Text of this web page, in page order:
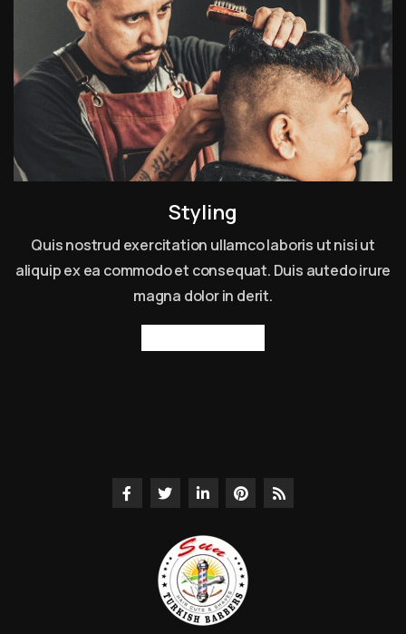
Styling
Quis nostrud exercitation ullamco laboris ut nisi ut
aliquip ex ea commodo et consequat. Duis autedo irure
magna dolor in derit.